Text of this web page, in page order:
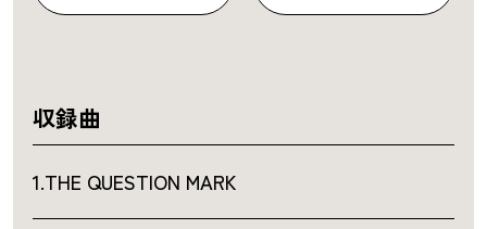
収録曲
1.THE QUESTION MARK